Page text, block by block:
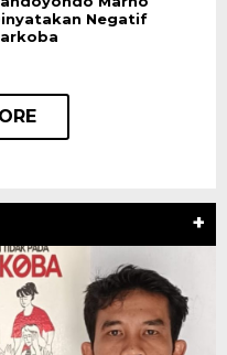
Negatif
+